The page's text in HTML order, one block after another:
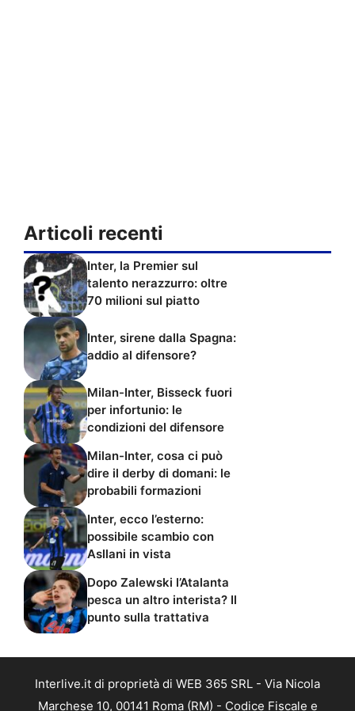
Articoli recenti
Inter, la Premier sul
talento nerazzurro: oltre
70 milioni sul piatto
Inter, sirene dalla Spagna:
addio al difensore?
Milan-Inter, Bisseck fuori
per infortunio: le
condizioni del difensore
Milan-Inter, cosa ci può
dire il derby di domani: le
probabili formazioni
Inter, ecco l’esterno:
possibile scambio con
Asllani in vista
Dopo Zalewski l’Atalanta
pesca un altro interista? Il
punto sulla trattativa
Interlive.it di proprietà di WEB 365 SRL - Via Nicola
Marchese 10, 00141 Roma (RM) - Codice Fiscale e